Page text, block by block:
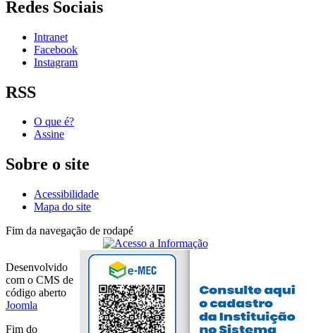
Redes Sociais
Intranet
Facebook
Instagram
RSS
O que é?
Assine
Sobre o site
Acessibilidade
Mapa do site
Fim da navegação de rodapé
Desenvolvido
com o CMS de
código aberto
Joomla
Fim do